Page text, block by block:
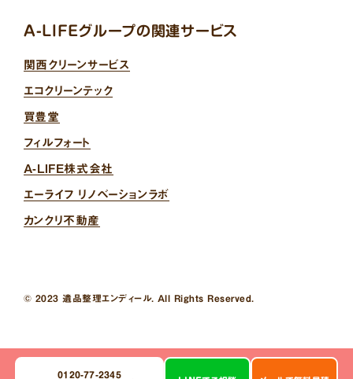
A-LIFEグループの関連サービス
関西クリーンサービス
エコクリーンテック
買豊堂
フィルフォート
A-LIFE株式会社
エーライフ リノベーションラボ
カンクリ不動産
© 2023 遺品整理エンディール. All Rights Reserved.
0120-77-2345